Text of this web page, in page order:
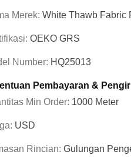
Merek: White Thawb Fabric
OEKO GRS
Number: HQ25013
Pembayaran &
Min Order: 1000 Meter
USD
Rincian: Gulungan